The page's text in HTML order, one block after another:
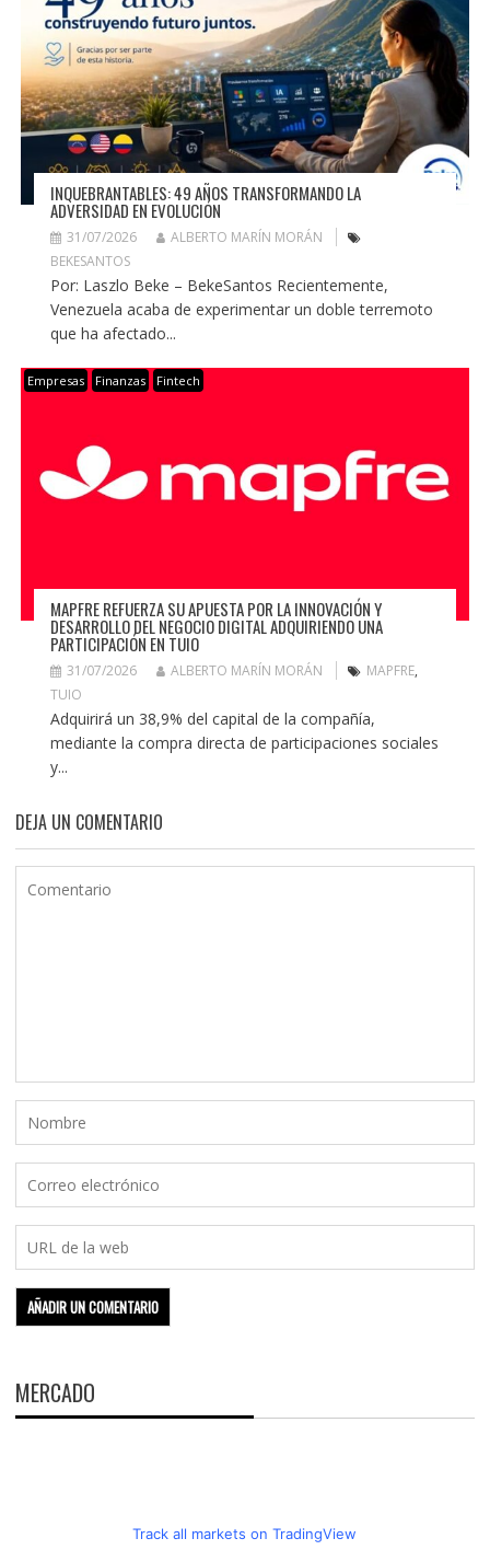
INQUEBRANTABLES: 49 AÑOS TRANSFORMANDO LA
ADVERSIDAD EN EVOLUCIÓN
31/07/2026
ALBERTO MARÍN MORÁN
BEKESANTOS
Por: Laszlo Beke – BekeSantos Recientemente,
Venezuela acaba de experimentar un doble terremoto
que ha afectado...
Empresas Finanzas Fintech
MAPFRE REFUERZA SU APUESTA POR LA INNOVACIÓN Y
DESARROLLO DEL NEGOCIO DIGITAL ADQUIRIENDO UNA
PARTICIPACIÓN EN TUIO
31/07/2026 ALBERTO MARÍN MORÁN MAPFRE,
TUIO
Adquirirá un 38,9% del capital de la compañía,
mediante la compra directa de participaciones sociales
y...
DEJA UN COMENTARIO
MERCADO
Track all markets on TradingView